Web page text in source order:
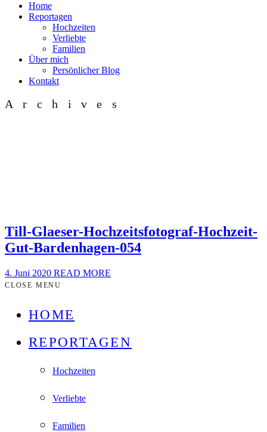
Home
Reportagen
Hochzeiten
Verliebte
Familien
Über mich
Persönlicher Blog
Kontakt
Archives
Till-Glaeser-Hochzeitsfotograf-Hochzeit-
Gut-Bardenhagen-054
4. Juni 2020 READ MORE
CLOSE MENU
HOME
REPORTAGEN
Hochzeiten
Verliebte
Familien